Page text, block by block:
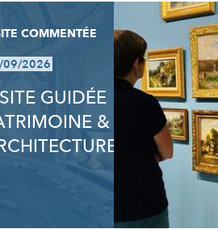
COMMENTÉE
09/2026
GUIDÉE
&